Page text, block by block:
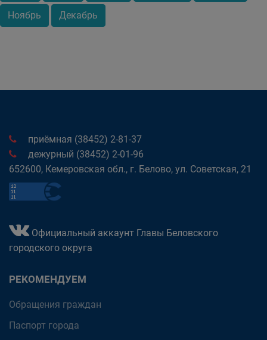
Ноябрь Декабрь
приёмная (38452) 2-81-37
дежурный (38452) 2-01-96
652600, Кемеровская обл., г. Белово, ул. Советская, 21
Официальный аккаунт Главы Беловского
городского округа
РЕКОМЕНДУЕМ
Обращения граждан
Паспорт города